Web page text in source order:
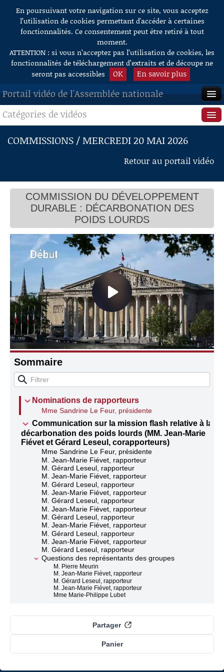
Aller au contenu
En poursuivant votre navigation sur ce site, vous acceptez
l’utilisation de cookies permettant d'accéder à certaines
fonctionnalités. Ce consentement peut être retiré à tout
moment.
ATTENTION : si vous n’acceptez pas l’utilisation de cookies, les
fonctionnalités de téléchargement d’extraits et de découpe ne
seront pas accessibles
OK En savoir plus
Portail vidéo de l'Assemblée nationale
ACCUEIL
EN DIRECT
RECHERCHE
AIDE À LA DÉCOUPE
DE VIDÉOS
Catégories de vidéos
Séance publique
Questions au Gouvernement
Commissions
Présidence
Évènements
Connaissance, Histoire
Autres
COMMISSIONS / MERCREDI 20 MAI 2026
Retour au portail vidéo
COMMISSION DU DÉVELOPPEMENT
DURABLE : DÉCARBONATION DES
POIDS LOURDS
Sommaire
Nominations de rapporteurs
Mme Sandrine Le Feur, présidente
Communication sur la mission flash relative à la
décarbonation des poids lourds (MM. Jean-Marie
Fiévet et Gérard Leseul, corapporteurs)
Mme Sandrine Le Feur, présidente
M. Jean-Marie Fiévet, rapporteur
M. Gérard Leseul, rapporteur
M. Jean-Marie Fiévet, rapporteur
M. Gérard Leseul, rapporteur
M. Jean-Marie Fiévet, rapporteur
M. Gérard Leseul, rapporteur
M. Jean-Marie Fiévet, rapporteur
M. Gérard Leseul, rapporteur
M. Jean-Marie Fiévet, rapporteur
M. Gérard Leseul, rapporteur
M. Jean-Marie Fiévet, rapporteur
M. Gérard Leseul, rapporteur
Questions des représentants des groupes
M. Pierre Meurin
M. Jean-Marie Fiévet, rapporteur
M. Gérard Leseul, rapporteur
M. Jean-Marie Fiévet, rapporteur
Mme Marie-Philippe Lubet
M. Jean-Marie Fiévet, rapporteur
M. Gérard Leseul, rapporteur
M. Gérard Leseul, rapporteur
M. François-Xavier Ceccoli
Panier
Partager